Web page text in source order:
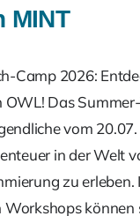
Suche
Nach:
MINT
Camp 2026:
OWL! Das
vom
in der Welt
zu erleben.
Workshops können